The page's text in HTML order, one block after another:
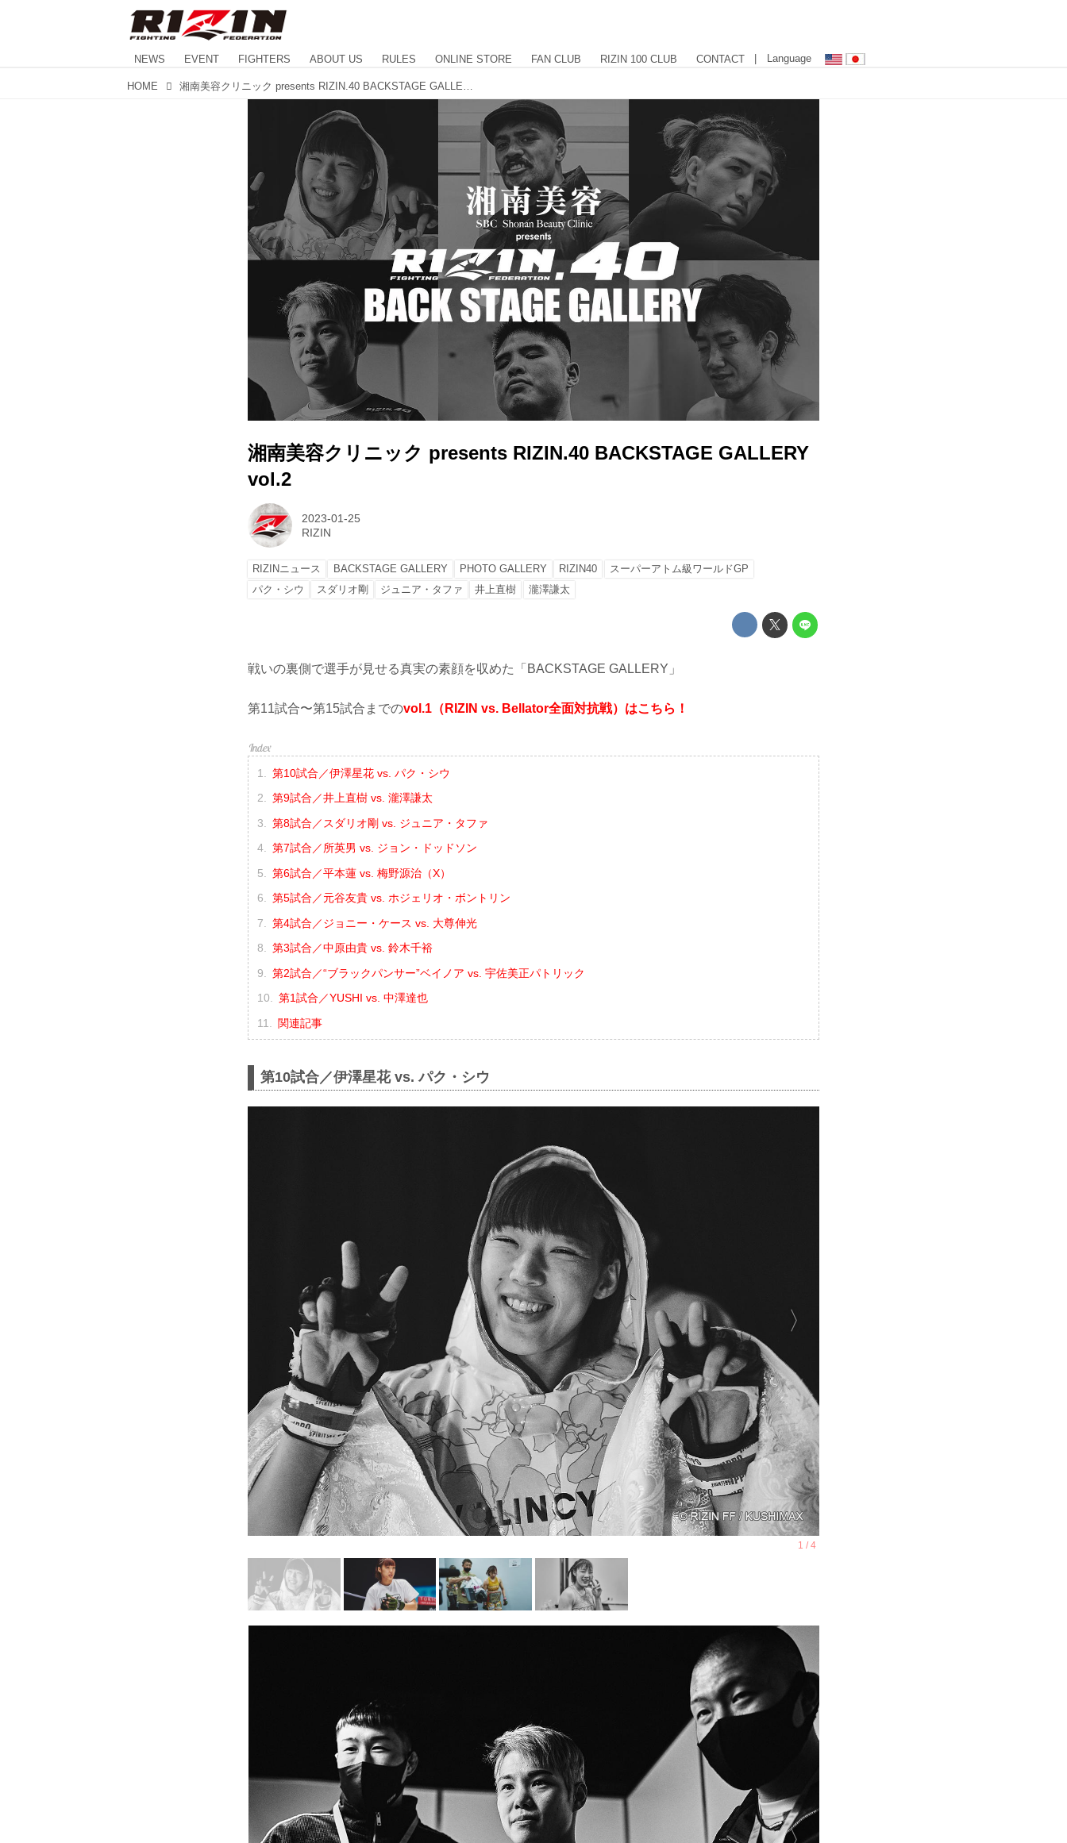
NEWS EVENT FIGHTERS ABOUT US RULES ONLINE STORE FAN CLUB RIZIN 100 CLUB CONTACT | Language
HOME
湘南美容クリニック presents RIZIN.40 BACKSTAGE GALLERY
vol.2
2023-01-25
RIZIN
RIZINニュース BACKSTAGE GALLERY PHOTO GALLERY RIZIN40
スーパーアトム級ワールドGP
パク・シウ
スダリオ剛 ジュニア・タファ 井上直樹 瀧澤謙太
戦いの裏側で選手が見せる真実の素顔を収めた「BACKSTAGE GALLERY」
第11試合〜第15試合までのvol.1（RIZIN vs. Bellator全面対抗戦）はこちら！
第10試合／伊澤星花 vs. パク・シウ
第9試合／井上直樹 vs. 瀧澤謙太
第8試合／スダリオ剛 vs. ジュニア・タファ
第7試合／所英男 vs. ジョン・ドッドソン
第6試合／平本蓮 vs. 梅野源治（X）
第5試合／元谷友貴 vs. ホジェリオ・ボントリン
第4試合／ジョニー・ケース vs. 大尊伸光
第3試合／中原由貴 vs. 鈴木千裕
第2試合／“ブラックパンサー”ベイノア vs. 宇佐美正パトリック
第1試合／YUSHI vs. 中澤達也
関連記事
第10試合／伊澤星花 vs. パク・シウ